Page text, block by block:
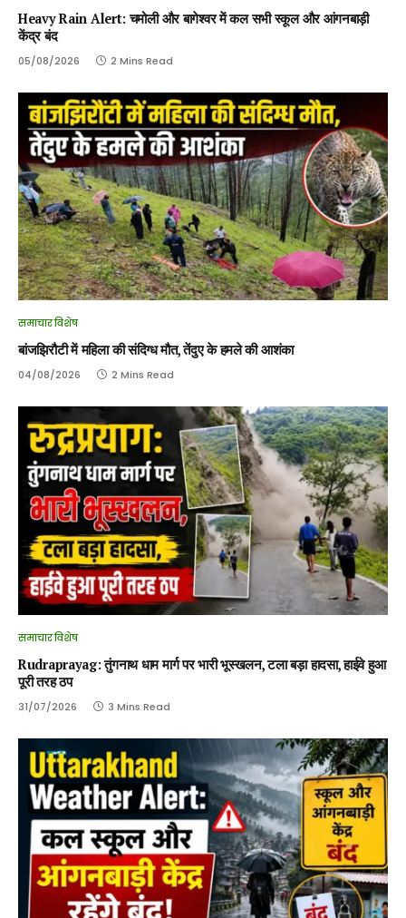
Heavy Rain Alert: चमोली और बागेश्वर में कल सभी स्कूल और आंगनबाड़ी
केंद्र बंद
05/08/2026 2 Mins Read
समाचार विशेष
बांजझिरौटी में महिला की संदिग्ध मौत, तेंदुए के हमले की आशंका
04/08/2026 2 Mins Read
समाचार विशेष
Rudraprayag: तुंगनाथ धाम मार्ग पर भारी भूस्खलन, टला बड़ा हादसा, हाईवे हुआ
पूरी तरह ठप
31/07/2026 3 Mins Read